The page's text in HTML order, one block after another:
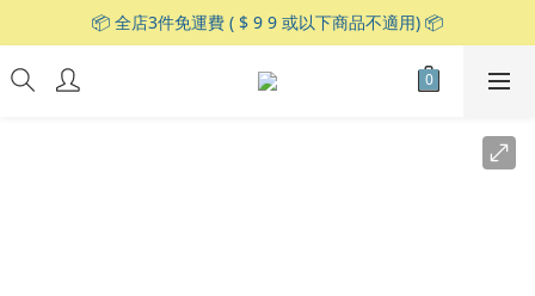
📦 全店3件免運費 ( $ 9 9 或以下商品不適用) 📦